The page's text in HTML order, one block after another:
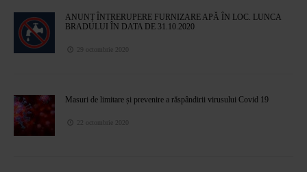
ANUNȚ ÎNTRERUPERE FURNIZARE APĂ ÎN LOC. LUNCA
BRADULUI ÎN DATA DE 31.10.2020
Masuri de limitare și prevenire a răspândirii virusului Covid 19